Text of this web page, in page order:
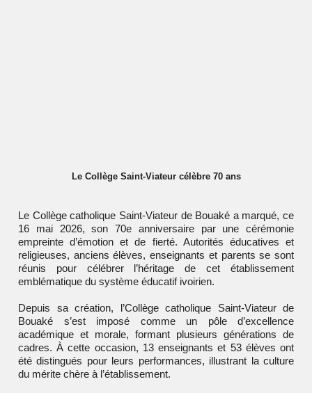
Le Collège Saint-Viateur célèbre 70 ans
Le Collège catholique Saint-Viateur de Bouaké a marqué, ce
16 mai 2026, son 70e anniversaire par une cérémonie
empreinte d’émotion et de fierté. Autorités éducatives et
religieuses, anciens élèves, enseignants et parents se sont
réunis pour célébrer l’héritage de cet établissement
emblématique du système éducatif ivoirien.
Depuis sa création, l’Collège catholique Saint-Viateur de
Bouaké s’est imposé comme un pôle d’excellence
académique et morale, formant plusieurs générations de
cadres. À cette occasion, 13 enseignants et 53 élèves ont
été distingués pour leurs performances, illustrant la culture
du mérite chère à l’établissement.